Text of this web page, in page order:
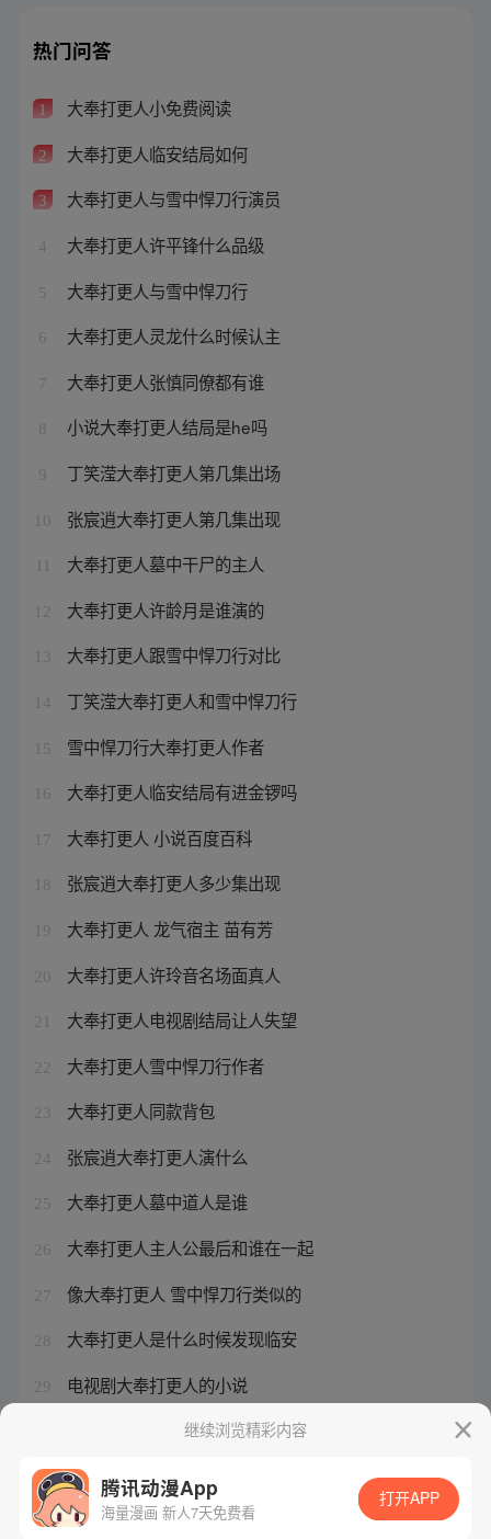
热门问答
1 大奉打更人小免费阅读
2 大奉打更人临安结局如何
3 大奉打更人与雪中悍刀行演员
4 大奉打更人许平锋什么品级
5 大奉打更人与雪中悍刀行
6 大奉打更人灵龙什么时候认主
7 大奉打更人张慎同僚都有谁
8 小说大奉打更人结局是he吗
9 丁笑滢大奉打更人第几集出场
10 张宸逍大奉打更人第几集出现
大奉打更人墓中干尸的主人
12 大奉打更人许龄月是谁演的
13 大奉打更人跟雪中悍刀行对比
14 丁笑滢大奉打更人和雪中悍刀行
15 雪中悍刀行大奉打更人作者
16 大奉打更人临安结局有进金锣吗
17 大奉打更人 小说百度百科
18 张宸逍大奉打更人多少集出现
19 大奉打更人 龙气宿主 苗有芳
20 大奉打更人许玲音名场面真人
21 大奉打更人电视剧结局让人失望
22 大奉打更人雪中悍刀行作者
23 大奉打更人同款背包
24 张宸逍大奉打更人演什么
25 大奉打更人墓中道人是谁
26 大奉打更人主人公最后和谁在一起
27 像大奉打更人 雪中悍刀行类似的
28 大奉打更人是什么时候发现临安
29 电视剧大奉打更人的小说
大奉打更人灵龙第几集认主
继续浏览精彩内容
腾讯动漫App
海量漫画 新人7天免费看
打开APP